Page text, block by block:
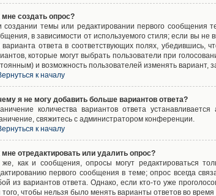
мне создать опрос?
создании темы или редактировании первого
в зависимости от используемого стиля; если вы
варианта ответа в соответствующих полях, убедившись,
которые могут выбрать пользователи при
и возможность пользователей изменять вариант,
к началу
я не могу добавить больше вариантов ответа?
количества вариантов ответа
свяжитесь с администратором конференции.
к началу
мне отредактировать или удалить опрос?
же, как и сообщения, опросы могут редактироваться
первого сообщения в теме; опрос всегда
из вариантов ответа. Однако, если кто-то уже
того, чтобы нельзя было менять варианты ответов во время